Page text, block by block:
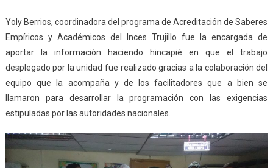
Yoly Berrios, coordinadora del programa de Acreditación de Saberes
Empíricos y Académicos del Inces Trujillo fue la encargada de
aportar la información haciendo hincapié en que el trabajo
desplegado por la unidad fue realizado gracias a la colaboración del
equipo que la acompaña y de los facilitadores que a bien se
llamaron para desarrollar la programación con las exigencias
estipuladas por las autoridades nacionales.